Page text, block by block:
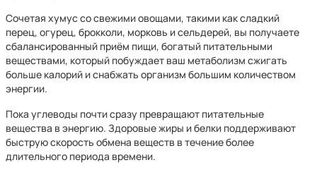
Сочетая хумус со свежими овощами, такими как сладкий
перец, огурец, брокколи, морковь и сельдерей, вы получаете
сбалансированный приём пищи, богатый питательными
веществами, который побуждает ваш метаболизм сжигать
больше калорий и снабжать организм большим количеством
энергии.
Пока углеводы почти сразу превращают питательные
вещества в энергию. Здоровые жиры и белки поддерживают
быструю скорость обмена веществ в течение более
длительного периода времени.